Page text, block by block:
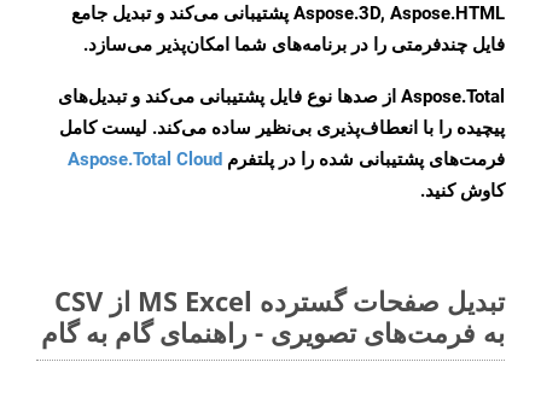
Aspose.3D, Aspose.HTML پشتیبانی می‌کند و تبدیل جامع
فایل چندفرمتی را در برنامه‌های شما امکان‌پذیر می‌سازد.
Aspose.Total از صدها نوع فایل پشتیبانی می‌کند و تبدیل‌های
پیچیده را با انعطاف‌پذیری بی‌نظیر ساده می‌کند. لیست کامل
فرمت‌های پشتیبانی شده را در پلتفرم Aspose.Total Cloud
کاوش کنید.
تبدیل صفحات گسترده MS Excel از CSV
به فرمت‌های تصویری - راهنمای گام به گام